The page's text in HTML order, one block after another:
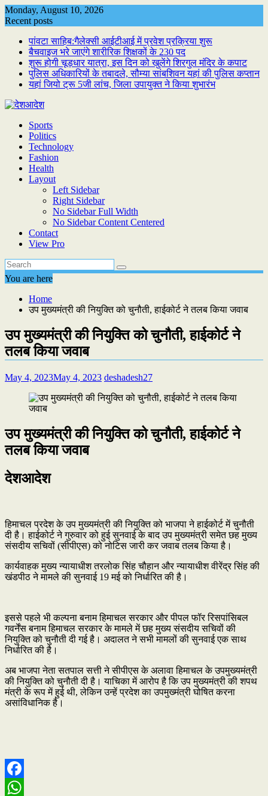
Skip
to
Monday, August 10, 2026
Recent posts
पांवटा साहिब:गैलेक्सी आईटीआई में प्रवेश प्रक्रिया शुरू
बैचवाइज भरे जाएंगे शारीरिक शिक्षकों के 230 पद
शुरू होगी चूड़धार यात्रा, इस दिन को खुलेंगे शिरगुल मंदिर के कपाट
पुलिस अधिकारियों के तबादले, सौम्या सांबशिवन यहां की पुलिस कप्तान
यहां जियो ट्रू 5जी लांच, जिला उपायुक्त ने किया शुभारंभ
Sports
Politics
Technology
Fashion
Health
Layout
Left Sidebar
Right Sidebar
No Sidebar Full Width
No Sidebar Content Centered
Contact
View Pro
You are here
Home
उप मुख्यमंत्री की नियुक्ति को चुनौती, हाईकोर्ट ने तलब किया जवाब
उप मुख्यमंत्री की नियुक्ति को चुनौती, हाईकोर्ट ने
तलब किया जवाब
May 4, 2023May 4, 2023 deshadesh27
उप मुख्यमंत्री की नियुक्ति को चुनौती, हाईकोर्ट ने
तलब किया जवाब
देशआदेश
हिमाचल प्रदेश के उप मुख्यमंत्री की नियुक्ति को भाजपा ने हाईकोर्ट में चुनौती
दी है। हाईकोर्ट ने गुरुवार को हुई सुनवाई के बाद उप मुख्यमंत्री समेत छह मुख्य
संसदीय सचिवों (सीपीएस) को नोटिस जारी कर जवाब तलब किया है।
कार्यवाहक मुख्य न्यायाधीश तरलोक सिंह चौहान और न्यायाधीश वीरेंद्र सिंह की
खंडपीठ ने मामले की सुनवाई 19 मई को निर्धारित की है।
इससे पहले भी कल्पना बनाम हिमाचल सरकार और पीपल फॉर रिसपांसिबल
गवर्नेंस बनाम हिमाचल सरकार के मामले में छह मुख्य संसदीय सचिवों की
नियुक्ति को चुनौती दी गई है। अदालत ने सभी मामलों की सुनवाई एक साथ
निर्धारित की है।
अब भाजपा नेता सतपाल सत्ती ने सीपीएस के अलावा हिमाचल के उपमुख्यमंत्री
की नियुक्ति को चुनौती दी है। याचिका में आरोप है कि उप मुख्यमंत्री की शपथ
मंत्री के रूप में हुई थी, लेकिन उन्हें प्रदेश का उपमुख्मंत्री घोषित करना
असांविधानिक है।
Facebook